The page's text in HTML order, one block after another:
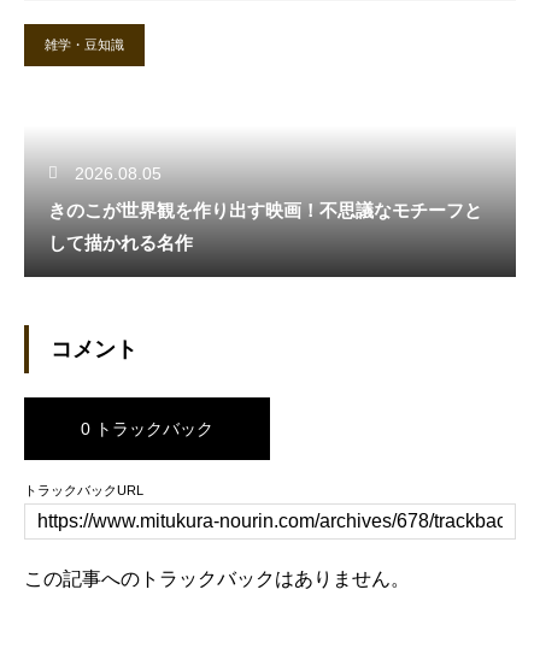
雑学・豆知識
2026.08.05
きのこが世界観を作り出す映画！不思議なモチーフと
して描かれる名作
コメント
0 トラックバック
トラックバックURL
この記事へのトラックバックはありません。